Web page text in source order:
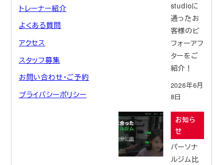
トレーナー紹介
よくある質問
アクセス
スタッフ募集
お問い合わせ・ご予約
プライバシーポリシー
studioに
通ったお
客様のビ
フォーアフ
ターをご
紹介！
2026年6月
8日
お知ら
せ
パーソナ
ルジム比